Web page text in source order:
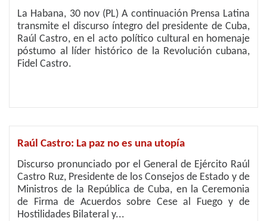
La Habana, 30 nov (PL) A continuación Prensa Latina
transmite el discurso íntegro del presidente de Cuba,
Raúl Castro, en el acto político cultural en homenaje
póstumo al líder histórico de la Revolución cubana,
Fidel Castro.
Raúl Castro: La paz no es una utopía
Discurso pronunciado por el General de Ejército Raúl
Castro Ruz, Presidente de los Consejos de Estado y de
Ministros de la República de Cuba, en la Ceremonia
de Firma de Acuerdos sobre Cese al Fuego y de
Hostilidades Bilateral y...